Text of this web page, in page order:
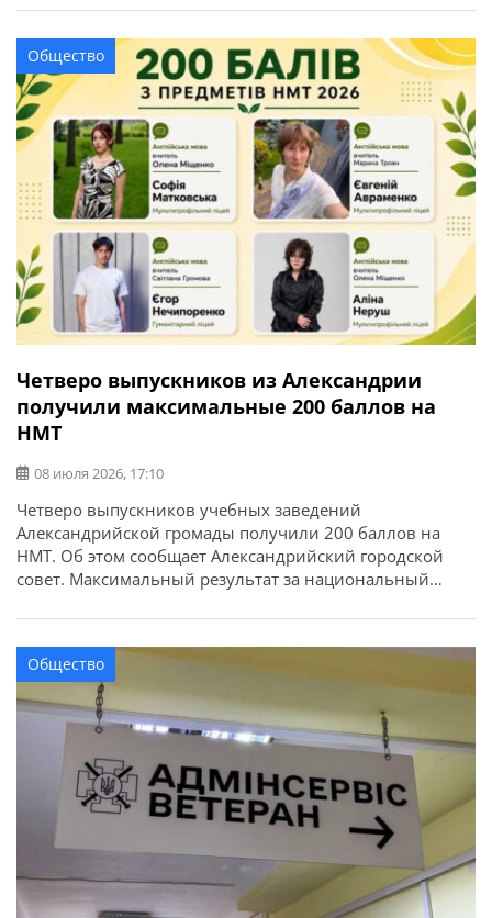
области. Преступную деятельность трех жителей города
Александрии разоблачили сотрудники управления по
борьбе с наркопреступностью совместно со
следователями следственного управления и
подразделения уголовного […]
Общество
Четверо выпускников из Александрии
получили максимальные 200 баллов на
НМТ
08 июля 2026, 17:10
Четверо выпускников учебных заведений
Александрийской громады получили 200 баллов на
НМТ. Об этом сообщает Александрийский городской
совет. Максимальный результат за национальный
заведениях Александрийской громады базовое общее
среднее образование получили 897 учеников, из
которых 45 получили свидетельства с отличием.
Полное общее среднее образование получили 432
выпускника, из них […]
Общество